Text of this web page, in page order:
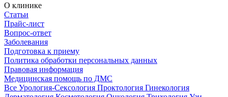
О клинике
Статьи
Прайс-лист
Вопрос-ответ
Заболевания
Подготовка к приему
Политика обработки персональных данных
Правовая информация
Медицинская помощь по ДМС
Все Урология-Сексология Проктология Гинекология